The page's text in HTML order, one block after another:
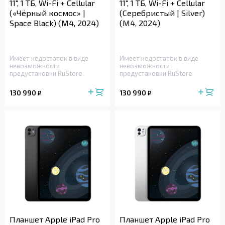
11", 1 ТБ, Wi-Fi + Cellular
(«Чёрный космос» |
Space Black) (M4, 2024)
Имеет недостаток в виде
невозможности
предустановки RuStore
130 990 ₽
11", 1 ТБ, Wi-Fi + Cellular
(Серебристый | Silver)
(M4, 2024)
Имеет недостаток в виде
невозможности
предустановки RuStore
130 990 ₽
Планшет Apple iPad Pro
Планшет Apple iPad Pro